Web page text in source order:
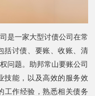
是一家大型讨债公司在常
括讨债、要账、收账、清
问题。助邦常山要账公司
技能，以及高效的服务效
工作经验，熟悉相关债务